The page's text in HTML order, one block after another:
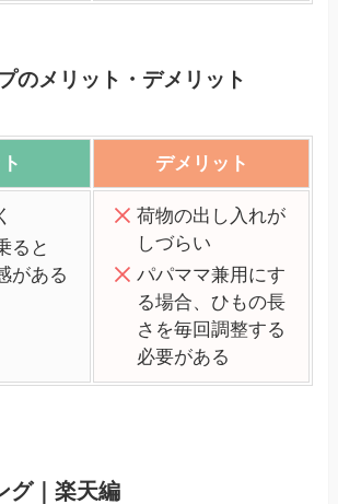
のメリット・デメリット
デメリット
ると
がある
荷物の出し入れが
しづらい
パパママ兼用にす
る場合、ひもの長
さを毎回調整する
必要がある
グ｜楽天編